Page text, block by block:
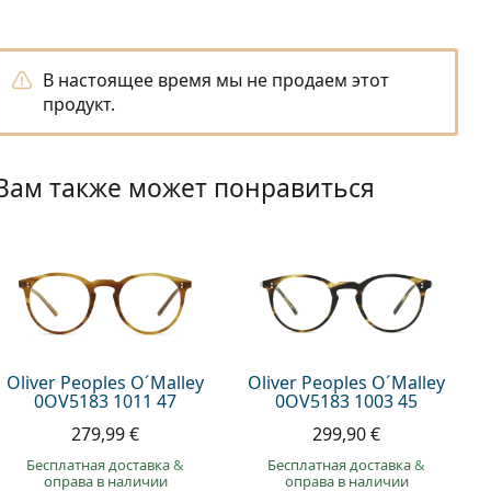
В настоящее время мы не продаем этот
продукт.
также может понравиться
Oliver Peoples O´Malley
0OV5183 1011 47
279,99 €
Бесплатная доставка&
оправа в наличии
Oliver Peoples O´Malley
0OV5183 1003 45
299,90 €
Бесплатная доставка&
оправа в наличии